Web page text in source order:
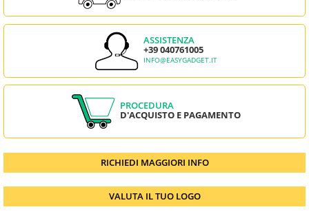
ASSISTENZA
+39 040761005
INFO@EASYGADGET.IT
PROCEDURA
D'ACQUISTO E PAGAMENTO
RICHIEDI MAGGIORI INFO
VALUTA IL TUO LOGO